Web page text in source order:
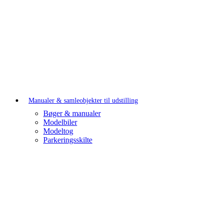
Manualer & samleobjekter til udstilling
Bøger & manualer
Modelbiler
Modeltog
Parkeringsskilte